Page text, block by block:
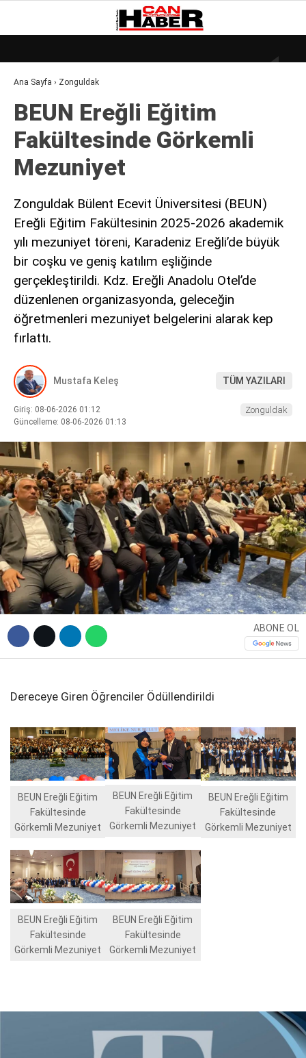
WhatsApp İhbar Hattı
Facebook
Instagram
Youtube
19.1°
GALERİ
DÜNYA
EKONOMI
GÜNDEM
MAGAZIN
SAĞLIK
POLITIKA
ASAYIŞ
DIĞER
Ana Sayfa › Zonguldak
BEUN Ereğli Eğitim
Fakültesinde Görkemli
Mezuniyet
Zonguldak Bülent Ecevit Üniversitesi (BEUN)
Ereğli Eğitim Fakültesinin 2025-2026 akademik
yılı mezuniyet töreni, Karadeniz Ereğli’de büyük
bir coşku ve geniş katılım eşliğinde
gerçekleştirildi. Kdz. Ereğli Anadolu Otel’de
düzenlenen organizasyonda, geleceğin
öğretmenleri mezuniyet belgelerini alarak kep
fırlattı.
Mustafa Keleş TÜM YAZILARI
Giriş: 08-06-2026 01:12
Güncelleme: 08-06-2026 01:13
Zonguldak
ABONE OL
Dereceye Giren Öğrenciler Ödüllendirildi
BEUN Ereğli Eğitim
Fakültesinde
Görkemli Mezuniyet
BEUN Ereğli Eğitim
Fakültesinde
Görkemli Mezuniyet
BEUN Ereğli Eğitim
Fakültesinde
Görkemli Mezuniyet
BEUN Ereğli Eğitim
Fakültesinde
Görkemli Mezuniyet
BEUN Ereğli Eğitim
Fakültesinde
Görkemli Mezuniyet